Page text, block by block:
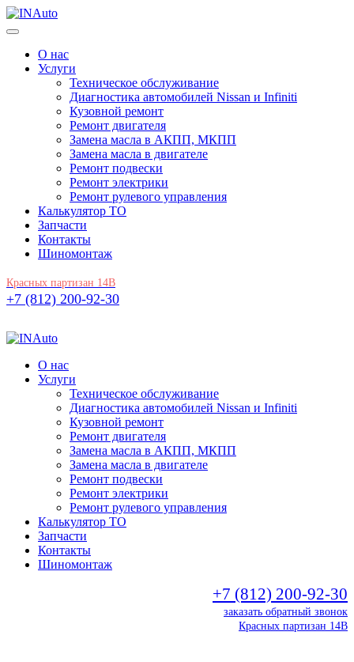
О нас
Услуги
Техническое обслуживание
Диагностика автомобилей Nissan и Infiniti
Кузовной ремонт
Ремонт двигателя
Замена масла в АКПП, МКПП
Замена масла в двигателе
Ремонт подвески
Ремонт электрики
Ремонт рулевого управления
Калькулятор ТО
Запчасти
Контакты
Шиномонтаж
Красных партизан 14В
+7 (812) 200-92-30
О нас
Услуги
Техническое обслуживание
Диагностика автомобилей Nissan и Infiniti
Кузовной ремонт
Ремонт двигателя
Замена масла в АКПП, МКПП
Замена масла в двигателе
Ремонт подвески
Ремонт электрики
Ремонт рулевого управления
Калькулятор ТО
Запчасти
Контакты
Шиномонтаж
+7 (812) 200-92-30
заказать обратный звонок
Красных партизан 14В